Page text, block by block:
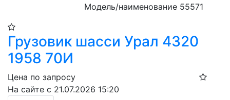
Модель/наименование 55571
Грузовик шасси Урал 4320
1958 70И
Цена по запросу
На сайте с 21.07.2026 15:20